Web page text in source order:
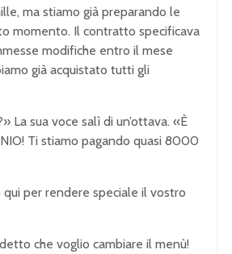
ma stiamo già preparando le
momento. Il contratto specificava
modifiche entro il mese
già acquistato tutti gli
La sua voce salì di un’ottava. «È
Ti stiamo pagando quasi 8000
qui per rendere speciale il vostro
che voglio cambiare il menù!